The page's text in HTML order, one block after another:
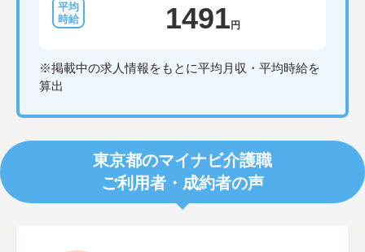
1491 円
※掲載中の求人情報をもとに平均月収・平均時給を
算出
東京都のマイナビ介護職
ご利用者・成約者の声